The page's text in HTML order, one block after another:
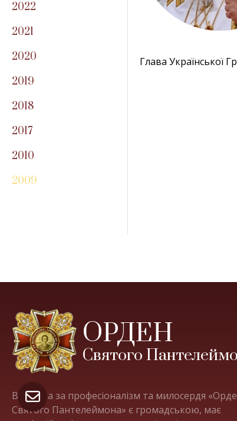
2022
2021
2020
2019
2018
2017
2010
2009
Глава Української
ОРДЕН
Святого
Відзнака за професіоналізм та милосердя
Святого Пантелеймона» є громадською, має